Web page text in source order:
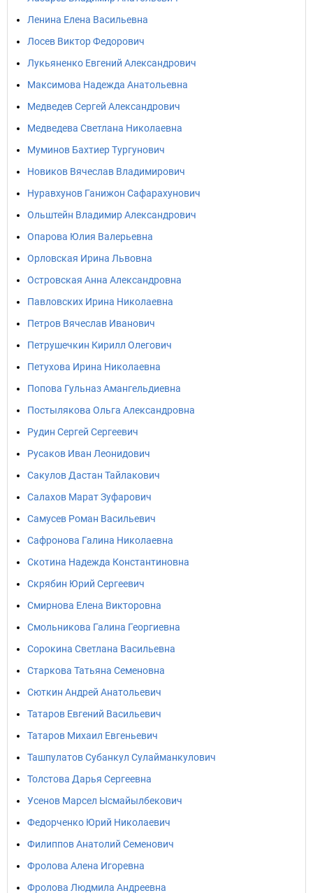
Ленина Елена Васильевна
Лосев Виктор Федорович
Лукьяненко Евгений Александрович
Максимова Надежда Анатольевна
Медведев Сергей Александрович
Медведева Светлана Николаевна
Муминов Бахтиер Тургунович
Новиков Вячеслав Владимирович
Нуравхунов Ганижон Сафарахунович
Ольштейн Владимир Александрович
Опарова Юлия Валерьевна
Орловская Ирина Львовна
Островская Анна Александровна
Павловских Ирина Николаевна
Петров Вячеслав Иванович
Петрушечкин Кирилл Олегович
Петухова Ирина Николаевна
Попова Гульназ Амангельдиевна
Постылякова Ольга Александровна
Рудин Сергей Сергеевич
Русаков Иван Леонидович
Сакулов Дастан Тайлакович
Салахов Марат Зуфарович
Самусев Роман Васильевич
Сафронова Галина Николаевна
Скотина Надежда Константиновна
Скрябин Юрий Сергеевич
Смирнова Елена Викторовна
Смольникова Галина Георгиевна
Сорокина Светлана Васильевна
Старкова Татьяна Семеновна
Сюткин Андрей Анатольевич
Татаров Евгений Васильевич
Татаров Михаил Евгеньевич
Ташпулатов Субанкул Сулайманкулович
Толстова Дарья Сергеевна
Усенов Марсел Ысмайылбекович
Федорченко Юрий Николаевич
Филиппов Анатолий Семенович
Фролова Алена Игоревна
Фролова Людмила Андреевна